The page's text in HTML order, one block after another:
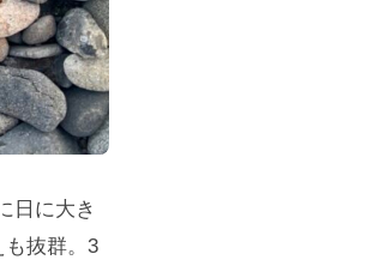
日に大き
抜群。3